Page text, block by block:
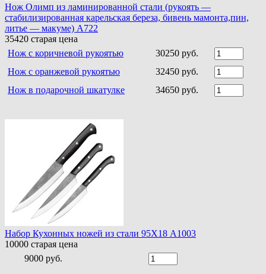
Нож Олимп из ламинированной стали (рукоять —
стабилизированная карельская береза, бивень мамонта,пин,
литье — макуме) A722
35420 старая цена
Нож c коричневой рукоятью
30250 руб.
Нож с оранжевой рукоятью
32450 руб.
Нож в подарочной шкатулке
34650 руб.
Набор Кухонных ножей из стали 95Х18 A1003
10000 старая цена
9000 руб.